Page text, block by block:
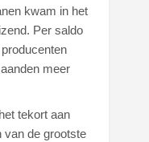
kwam in het
Per saldo
meer
tekort aan
van de grootste